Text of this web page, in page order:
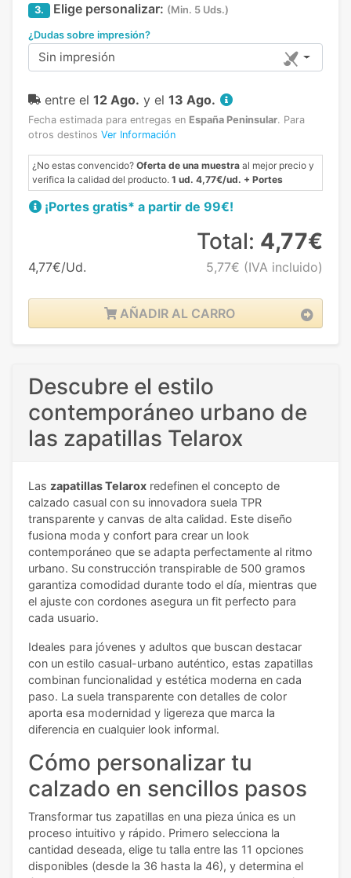
3. Elige personalizar: (Min. 5 Uds.)
¿Dudas sobre impresión?
Sin impresión
entre el 12 Ago. y el 13 Ago.
Fecha estimada para entregas en España Peninsular. Para
otros destinos Ver Información
¿No estas convencido? Oferta de una muestra al mejor precio y
verifica la calidad del producto. 1 ud. 4,77€/ud. + Portes
¡Portes gratis* a partir de 99€!
4,77€/Ud.
Total: 4,77€
5,77€ (IVA incluido)
AÑADIR AL CARRO
Descubre el estilo
contemporáneo urbano de
las zapatillas Telarox
Las zapatillas Telarox redefinen el concepto de
calzado casual con su innovadora suela TPR
transparente y canvas de alta calidad. Este diseño
fusiona moda y confort para crear un look
contemporáneo que se adapta perfectamente al ritmo
urbano. Su construcción transpirable de 500 gramos
garantiza comodidad durante todo el día, mientras que
el ajuste con cordones asegura un fit perfecto para
cada usuario.
Ideales para jóvenes y adultos que buscan destacar
con un estilo casual-urbano auténtico, estas zapatillas
combinan funcionalidad y estética moderna en cada
paso. La suela transparente con detalles de color
aporta esa modernidad y ligereza que marca la
diferencia en cualquier look informal.
Cómo personalizar tu
calzado en sencillos pasos
Transformar tus zapatillas en una pieza única es un
proceso intuitivo y rápido. Primero selecciona la
cantidad deseada, elige tu talla entre las 11 opciones
disponibles (desde la 36 hasta la 46), y determina el